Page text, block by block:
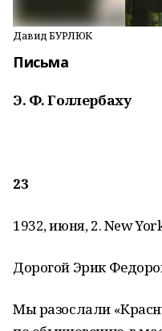
Давид БУРЛЮК
Письма
Э. Ф. Голлербаху
23
1932, июня, 2. New
Дорогой Эрик
Мы разослали